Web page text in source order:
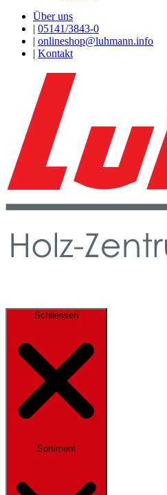
Über uns
| 05141/3843-0
| onlineshop@luhmann.info
| Kontakt
Schliessen
Sortiment